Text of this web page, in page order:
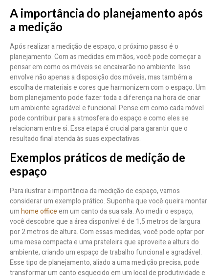
A importância do planejamento após
a medição
Após realizar a medição de espaço, o próximo passo é o
planejamento. Com as medidas em mãos, você pode começar a
pensar em como os móveis se encaixarão no ambiente. Isso
envolve não apenas a disposição dos móveis, mas também a
escolha de materiais e cores que harmonizem com o espaço. Um
bom planejamento pode fazer toda a diferença na hora de criar
um ambiente agradável e funcional. Pense em como cada móvel
pode contribuir para a atmosfera do espaço e como eles se
relacionam entre si. Essa etapa é crucial para garantir que o
resultado final atenda às suas expectativas.
Exemplos práticos de medição de
espaço
Para ilustrar a importância da medição de espaço, vamos
considerar um exemplo prático. Suponha que você queira montar
umhome officeem um canto da sua sala. Ao medir o espaço,
você descobre que a área disponível é de 1,5 metros de largura
por 2 metros de altura. Com essas medidas, você pode optar por
uma mesa compacta e uma prateleira que aproveite a altura do
ambiente, criando um espaço de trabalho funcional e agradável.
Esse tipo de planejamento, aliado a uma medição precisa, pode
transformar um canto esquecido em um local de produtividade e